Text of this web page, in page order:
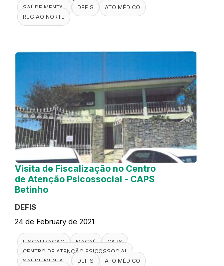
SAÚDE MENTAL
DEFIS
ATO MÉDICO
REGIÃO NORTE
Visita de Fiscalização no Centro
de Atenção Psicossocial - CAPS
Betinho
DEFIS
24 de February de 2021
FISCALIZAÇÃO MACAÉ
CAPS
CENTRO DE ATENÇÃO PSICOSSOCIAL
SAÚDE MENTAL
DEFIS
ATO MÉDICO